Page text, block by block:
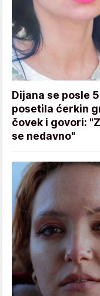
Dijana se posle
posetila ćerkin
čovek i govori:
se nedavno"